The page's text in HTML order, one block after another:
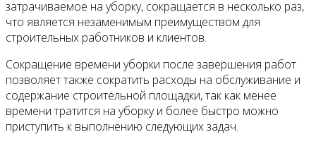
затрачиваемое на уборку, сокращается в несколько раз,
что является незаменимым преимуществом для
строительных работников и клиентов.
Сокращение времени уборки после завершения работ
позволяет также сократить расходы на обслуживание и
содержание строительной площадки, так как менее
времени тратится на уборку и более быстро можно
приступить к выполнению следующих задач.